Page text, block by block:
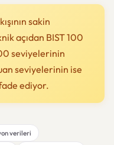
sakin
açıdan BIST 100
seviyelerinin
seviyelerinin ise
ediyor.
verileri